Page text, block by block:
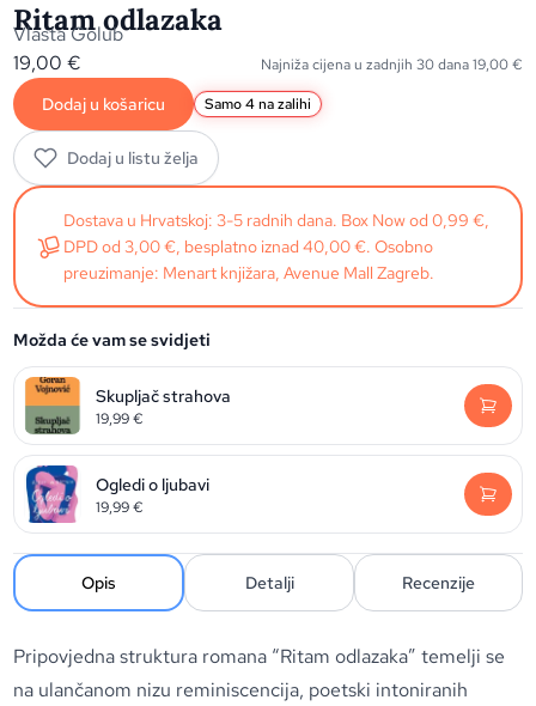
Ritam odlazaka
Vlasta Golub
19,00€ Najniža cijena u zadnjih 30 dana19,00€
Dodaj u košaricu Samo 4 na zalihi
Dodaj u listu želja
Dostava u Hrvatskoj: 3-5 radnih dana. Box Now od 0,99 €,
DPD od 3,00 €, besplatno iznad 40,00 €. Osobno
preuzimanje: Menart knjižara, Avenue Mall Zagreb.
Možda će vam se svidjeti
Skupljač strahova
19,99€
Ogledi o ljubavi
19,99€
Opis Detalji Recenzije
Pripovjedna struktura romana “Ritam odlazaka” temelji se
na ulančanom nizu reminiscencija, poetski intoniranih